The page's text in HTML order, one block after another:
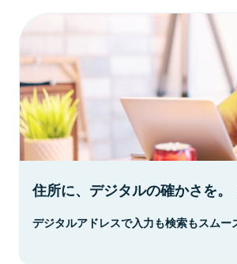
住所に、デジタルの確かさを。
デジタルアドレスで入力も検索もスムー